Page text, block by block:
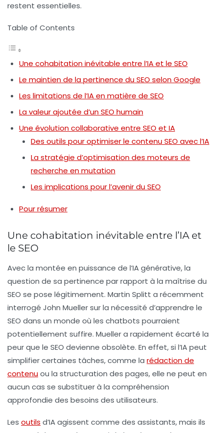
restent essentielles.
Table of Contents
Une cohabitation inévitable entre l’IA et le SEO
Le maintien de la pertinence du SEO selon Google
Les limitations de l’IA en matière de SEO
La valeur ajoutée d’un SEO humain
Une évolution collaborative entre SEO et IA
Des outils pour optimiser le contenu SEO avec l’IA
La stratégie d’optimisation des moteurs de
recherche en mutation
Les implications pour l’avenir du SEO
Pour résumer
Une cohabitation inévitable entre l’IA et
le SEO
Avec la montée en puissance de l’IA générative, la
question de sa pertinence par rapport à la maîtrise du
SEO se pose légitimement. Martin Splitt a récemment
interrogé John Mueller sur la nécessité d’apprendre le
SEO dans un monde où les chatbots pourraient
potentiellement suffire. Mueller a rapidement écarté la
peur que le SEO devienne obsolète. En effet, si l’IApeut
simplifier certaines tâches, comme la rédaction de
contenuou la structuration des pages, elle ne peut en
aucun cas se substituer à la compréhension
approfondie des besoins des utilisateurs.
Les outils d’IAagissent comme des assistants, mais ils